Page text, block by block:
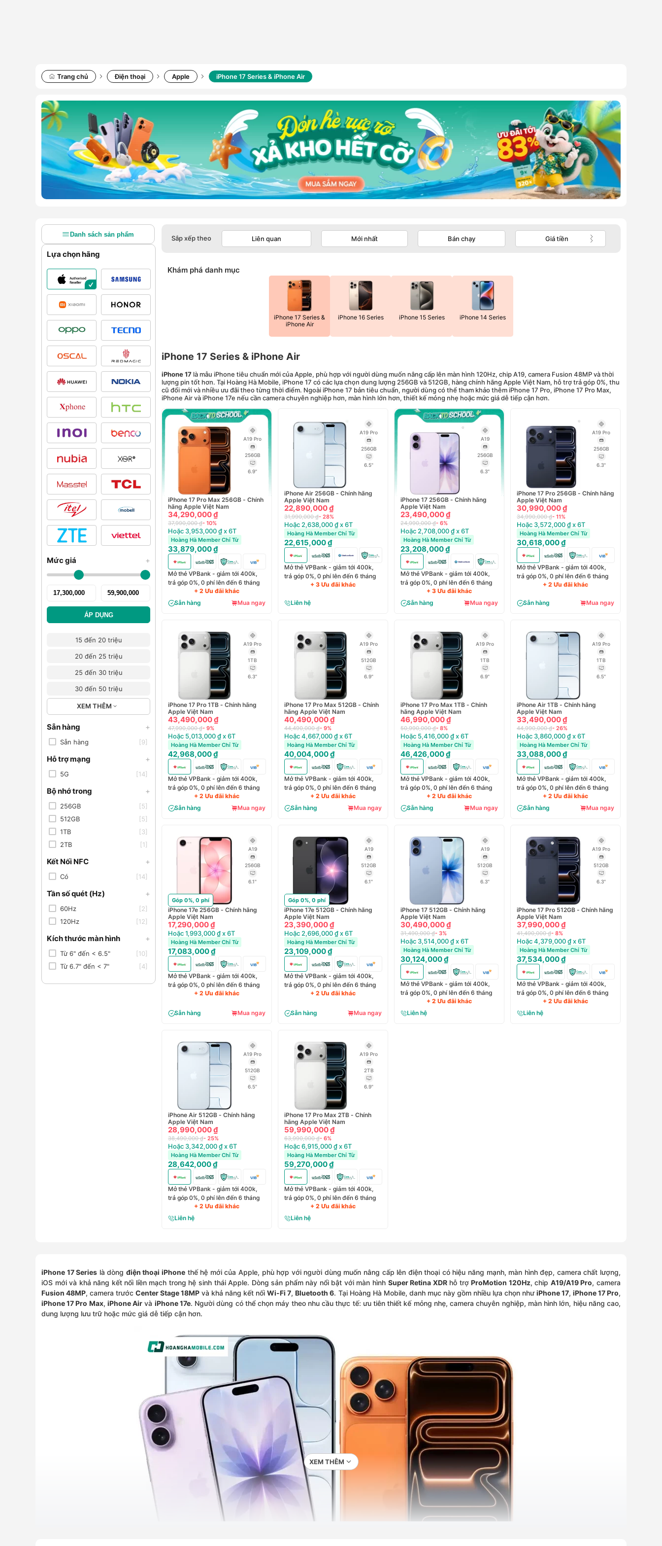
Trang chủ Điện thoại Apple iPhone 17 Series & iPhone Air
Danh sách sản phẩm
Lựa chọn hãng
Mức giá +
ÁP DỤNG
15 đến 20 triệu
20 đến 25 triệu
25 đến 30 triệu
30 đến 50 triệu
XEM THÊM
Sẵn hàng +
Sẵn hàng [9]
Hỗ trợ mạng +
5G [14]
Bộ nhớ trong +
256GB
[5]
512GB
[5]
1TB
[3]
2TB
[1]
Kết Nối NFC +
Có [14]
Tần số quét (Hz) +
60Hz
[2]
120Hz
[12]
Kích thước màn hình +
Từ 6" đến < 6.5"
[10]
Từ 6.7" đến < 7"
[4]
Sắp xếp theo Liên quan Mới nhất Bán chạy Giá tiền
Khám phá danh mục
iPhone 17 Series &
iPhone Air
iPhone 16 Series iPhone 15 Series iPhone 14 Series
iPhone 17 Series & iPhone Air
iPhone 17 là mẫu iPhone tiêu chuẩn mới của Apple, phù hợp với người dùng muốn nâng cấp lên màn hình 120Hz, chip A19, camera Fusion 48MP và thời
lượng pin tốt hơn. Tại Hoàng Hà Mobile, iPhone 17 có các lựa chọn dung lượng 256GB và 512GB, hàng chính hãng Apple Việt Nam, hỗ trợ trả góp 0%, thu
cũ đổi mới và nhiều ưu đãi theo từng thời điểm. Ngoài iPhone 17 bản tiêu chuẩn, người dùng có thể tham khảo thêm iPhone 17 Pro, iPhone 17 Pro Max,
iPhone Air và iPhone 17e nếu cần camera chuyên nghiệp hơn, màn hình lớn hơn, thiết kế mỏng nhẹ hoặc mức giá dễ tiếp cận hơn.
A19 Pro
256GB
6.9"
iPhone 17 Pro Max 256GB - Chính
hãng Apple Việt Nam
34,290,000 ₫
37,990,000 ₫- 10%
Hoặc 3,953,000 ₫ x 6T
Hoàng Hà Member Chỉ Từ
33,879,000 ₫
Mở thẻ VPBank - giảm tới 400k,
trả góp 0%, 0 phí lên đến 6 tháng
+ 2 Ưu đãi khác
Sẵn hàng
Mua ngay
A19 Pro
256GB
6.5"
iPhone Air 256GB - Chính hãng
Apple Việt Nam
22,890,000 ₫
31,990,000 ₫- 28%
Hoặc 2,638,000 ₫ x 6T
Hoàng Hà Member Chỉ Từ
22,615,000 ₫
Mở thẻ VPBank - giảm tới 400k,
trả góp 0%, 0 phí lên đến 6 tháng
+ 3 Ưu đãi khác
Liên hệ
A19
256GB
6.3"
iPhone 17 256GB - Chính hãng
Apple Việt Nam
23,490,000 ₫
24,990,000 ₫- 6%
Hoặc 2,708,000 ₫ x 6T
Hoàng Hà Member Chỉ Từ
23,208,000 ₫
Mở thẻ VPBank - giảm tới 400k,
trả góp 0%, 0 phí lên đến 6 tháng
+ 3 Ưu đãi khác
Sẵn hàng
Mua ngay
A19 Pro
256GB
6.3"
iPhone 17 Pro 256GB - Chính hãng
Apple Việt Nam
30,990,000 ₫
34,990,000 ₫- 11%
Hoặc 3,572,000 ₫ x 6T
Hoàng Hà Member Chỉ Từ
30,618,000 ₫
Mở thẻ VPBank - giảm tới 400k,
trả góp 0%, 0 phí lên đến 6 tháng
+ 2 Ưu đãi khác
Sẵn hàng Mua ngay
A19 Pro
1TB
6.3"
iPhone 17 Pro 1TB - Chính hãng
Apple Việt Nam
43,490,000 ₫
47,990,000 ₫- 9%
Hoặc 5,013,000 ₫ x 6T
Hoàng Hà Member Chỉ Từ
42,968,000 ₫
Mở thẻ VPBank - giảm tới 400k,
trả góp 0%, 0 phí lên đến 6 tháng
+ 2 Ưu đãi khác
Sẵn hàng
Mua ngay
A19 Pro
512GB
6.9"
iPhone 17 Pro Max 512GB - Chính
hãng Apple Việt Nam
40,490,000 ₫
44,490,000 ₫- 9%
Hoặc 4,667,000 ₫ x 6T
Hoàng Hà Member Chỉ Từ
40,004,000 ₫
Mở thẻ VPBank - giảm tới 400k,
trả góp 0%, 0 phí lên đến 6 tháng
+ 2 Ưu đãi khác
Sẵn hàng
Mua ngay
A19 Pro
1TB
6.9"
iPhone 17 Pro Max 1TB - Chính
hãng Apple Việt Nam
46,990,000 ₫
50,990,000 ₫- 8%
Hoặc 5,416,000 ₫ x 6T
Hoàng Hà Member Chỉ Từ
46,426,000 ₫
Mở thẻ VPBank - giảm tới 400k,
trả góp 0%, 0 phí lên đến 6 tháng
+ 2 Ưu đãi khác
Sẵn hàng
Mua ngay
A19 Pro
1TB
6.5"
iPhone Air 1TB - Chính hãng
Apple Việt Nam
33,490,000 ₫
44,990,000 ₫- 26%
Hoặc 3,860,000 ₫ x 6T
Hoàng Hà Member Chỉ Từ
33,088,000 ₫
Mở thẻ VPBank - giảm tới 400k,
trả góp 0%, 0 phí lên đến 6 tháng
+ 2 Ưu đãi khác
Sẵn hàng
Mua ngay
Góp 0%, 0 phí
A19
256GB
6.1"
iPhone 17e 256GB - Chính hãng
Apple Việt Nam
17,290,000 ₫
Hoặc 1,993,000 ₫ x 6T
Hoàng Hà Member Chỉ Từ
17,083,000 ₫
Mở thẻ VPBank - giảm tới 400k,
trả góp 0%, 0 phí lên đến 6 tháng
+ 2 Ưu đãi khác
Sẵn hàng Mua ngay
Góp 0%, 0 phí
A19
512GB
6.1"
iPhone 17e 512GB - Chính hãng
Apple Việt Nam
23,390,000 ₫
Hoặc 2,696,000 ₫ x 6T
Hoàng Hà Member Chỉ Từ
23,109,000 ₫
Mở thẻ VPBank - giảm tới 400k,
trả góp 0%, 0 phí lên đến 6 tháng
+ 2 Ưu đãi khác
Sẵn hàng Mua ngay
A19
512GB
6.3"
iPhone 17 512GB - Chính hãng
Apple Việt Nam
30,490,000 ₫
31,490,000 ₫- 3%
Hoặc 3,514,000 ₫ x 6T
Hoàng Hà Member Chỉ Từ
30,124,000 ₫
Mở thẻ VPBank - giảm tới 400k,
trả góp 0%, 0 phí lên đến 6 tháng
+ 2 Ưu đãi khác
Liên hệ
A19 Pro
512GB
6.3"
iPhone 17 Pro 512GB - Chính hãng
Apple Việt Nam
37,990,000 ₫
41,490,000 ₫- 8%
Hoặc 4,379,000 ₫ x 6T
Hoàng Hà Member Chỉ Từ
37,534,000 ₫
Mở thẻ VPBank - giảm tới 400k,
trả góp 0%, 0 phí lên đến 6 tháng
+ 2 Ưu đãi khác
Liên hệ
A19 Pro
512GB
6.5"
iPhone Air 512GB - Chính hãng
Apple Việt Nam
28,990,000 ₫
38,490,000 ₫- 25%
Hoặc 3,342,000 ₫ x 6T
Hoàng Hà Member Chỉ Từ
28,642,000 ₫
Mở thẻ VPBank - giảm tới 400k,
trả góp 0%, 0 phí lên đến 6 tháng
+ 2 Ưu đãi khác
Liên hệ
A19 Pro
2TB
6.9"
iPhone 17 Pro Max 2TB - Chính
hãng Apple Việt Nam
59,990,000 ₫
63,990,000 ₫- 6%
Hoặc 6,915,000 ₫ x 6T
Hoàng Hà Member Chỉ Từ
59,270,000 ₫
Mở thẻ VPBank - giảm tới 400k,
trả góp 0%, 0 phí lên đến 6 tháng
+ 2 Ưu đãi khác
Liên hệ
iPhone 17 Series là dòng điện thoại iPhone thế hệ mới của Apple, phù hợp với người dùng muốn nâng cấp lên điện thoại có hiệu năng mạnh, màn hình đẹp, camera chất lượng,
iOS mới và khả năng kết nối liền mạch trong hệ sinh thái Apple. Dòng sản phẩm này nổi bật với màn hình Super Retina XDRhỗ trợProMotion 120Hz, chip A19/A19 Pro, camera
Fusion 48MP, camera trướcCenter Stage 18MP và khả năng kết nốiWi-Fi 7,Bluetooth 6. Tại Hoàng Hà Mobile, danh mục này gồm nhiều lựa chọn nhưiPhone 17, iPhone 17 Pro,
iPhone 17 Pro Max, iPhone Air và iPhone 17e. Người dùng có thể chọn máy theo nhu cầu thực tế: ưu tiên thiết kế mỏng nhẹ, camera chuyên nghiệp, màn hình lớn, hiệu năng cao,
dung lượng lưu trữ hoặc mức giá dễ tiếp cận hơn.
XEM THÊM